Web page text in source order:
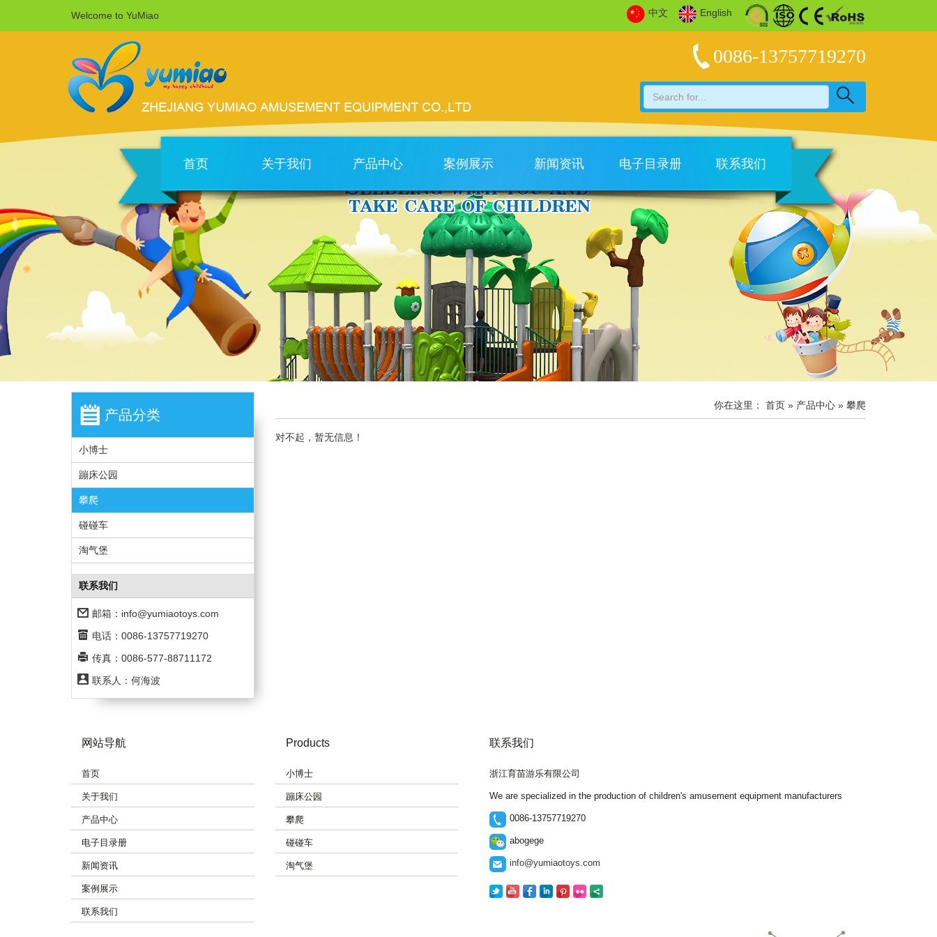
Welcome to YuMiao 中文 English
0086-13757719270
首页 关于我们 产品中心 案例展示 新闻资讯 电子目录册 联系我们
产品分类
小博士
蹦床公园
攀爬
碰碰车
淘气堡
联系我们
邮箱： info@yumiaotoys.com
电话：0086-13757719270
传真：0086-577-88711172
联系人：何海波
你在这里： 首页 » 产品中心 » 攀爬
对不起，暂无信息！
网站导航
首页
关于我们
产品中心
电子目录册
新闻资讯
案例展示
联系我们
Products
小博士
蹦床公园
攀爬
碰碰车
淘气堡
联系我们
浙江育苗游乐有限公司
We are specialized in the production of children's amusement equipment manufacturers
0086-13757719270
abogege
info@yumiaotoys.com